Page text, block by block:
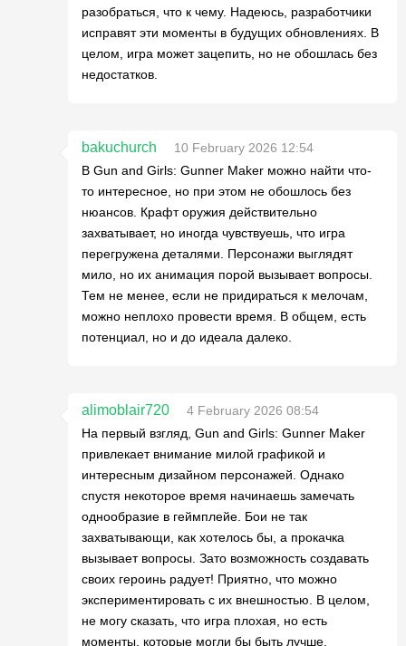
разобраться, что к чему. Надеюсь, разработчики
исправят эти моменты в будущих обновлениях. В
целом, игра может зацепить, но не обошлась без
недостатков.
bakuchurch
10 February 2026 12:54
В Gun and Girls: Gunner Maker можно найти что-
то интересное, но при этом не обошлось без
нюансов. Крафт оружия действительно
захватывает, но иногда чувствуешь, что игра
перегружена деталями. Персонажи выглядят
мило, но их анимация порой вызывает вопросы.
Тем не менее, если не придираться к мелочам,
можно неплохо провести время. В общем, есть
потенциал, но и до идеала далеко.
alimoblair720
4 February 2026 08:54
На первый взгляд, Gun and Girls: Gunner Maker
привлекает внимание милой графикой и
интересным дизайном персонажей. Однако
спустя некоторое время начинаешь замечать
однообразие в геймплейе. Бои не так
захватывающи, как хотелось бы, а прокачка
вызывает вопросы. Зато возможность создавать
своих героинь радует! Приятно, что можно
экспериментировать с их внешностью. В целом,
не могу сказать, что игра плохая, но есть
моменты, которые могли бы быть лучше.